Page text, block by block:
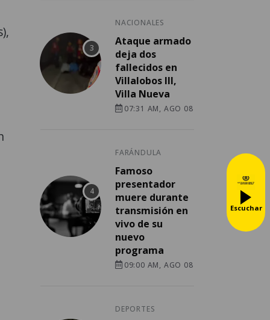
NACIONALES
Ataque armado
deja dos
fallecidos en
Villalobos III,
Villa Nueva
07:31 AM, AGO 08
FARÁNDULA
Famoso
presentador
muere durante
transmisión en
vivo de su
nuevo
programa
09:00 AM, AGO 08
DEPORTES
Escuchar